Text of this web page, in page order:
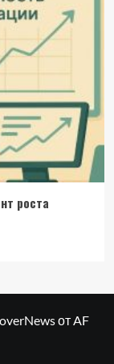
роста
от AF